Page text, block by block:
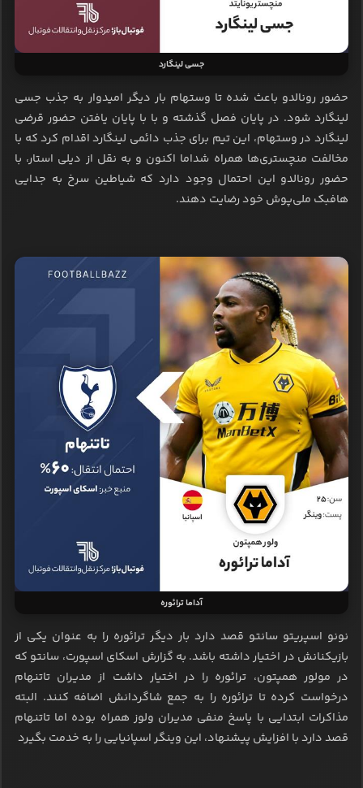
جسی لینگارد
حضور رونالدو باعث شده تا وستهام بار دیگر امیدوار به جذب جسی
لینگارد شود. در پایان فصل گذشته و با با پایان یافتن حضور قرضی
لینگارد در وستهام، این تیم برای جذب دائمی لینگارد اقدام کرد که با
مخالفت منچستری‌ها همراه شداما اکنون و به نقل از دیلی استار، با
حضور رونالدو این احتمال وجود دارد که شیاطین سرخ به جدایی
هافبک ملی‌پوش خود رضایت دهند.
آداما ترائوره
نونو اسپریتو سانتو قصد دارد بار دیگر ترائوره را به عنوان یکی از
بازیکنانش در اختیار داشته باشد. به گزارش اسکای اسپورت، سانتو که
در مولور همپتون، ترائوره را در اختیار داشت از مدیران تاتنهام
درخواست کرده تا ترائوره را به جمع شاگردانش اضافه کنند. البته
مذاکرات ابتدایی با پاسخ منفی مدیران ولوز همراه بوده اما تاتنهام
قصد دارد با افزایش پیشنهاد، این وینگر اسپانیایی را به خدمت بگیرد